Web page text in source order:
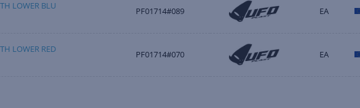
LOWER BLU
PF01714#089 EA
LOWER RED
PF01714#070 EA